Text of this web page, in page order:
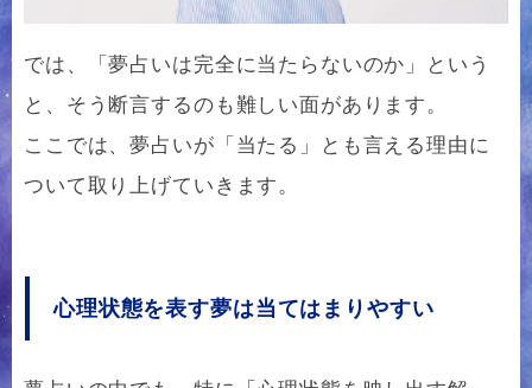
では、「夢占いは完全に当たらないのか」という
と、そう断言するのも難しい面があります。
ここでは、夢占いが「当たる」とも言える理由に
ついて取り上げていきます。
心理状態を表す夢は当てはまりやすい